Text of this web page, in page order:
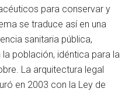
para conservar y
se traduce así en una
sanitaria pública,
población, idéntica para la
La arquitectura legal
en 2003 con la Ley de